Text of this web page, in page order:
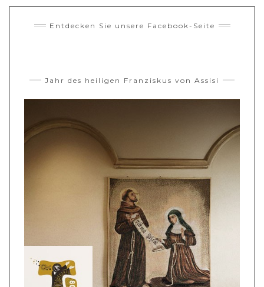
Entdecken Sie unsere Facebook-Seite
Jahr des heiligen Franziskus von Assisi